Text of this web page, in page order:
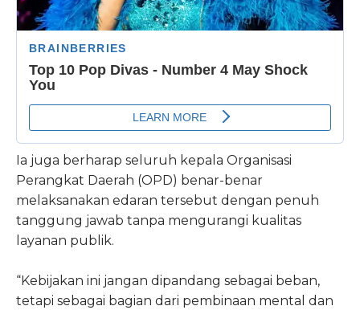
Ia juga berharap seluruh kepala Organisasi
Perangkat Daerah (OPD) benar-benar
melaksanakan edaran tersebut dengan penuh
tanggung jawab tanpa mengurangi kualitas
layanan publik.
“Kebijakan ini jangan dipandang sebagai beban,
tetapi sebagai bagian dari pembinaan mental dan